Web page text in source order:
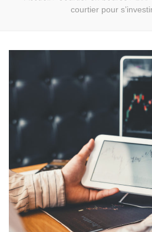
courtier pour